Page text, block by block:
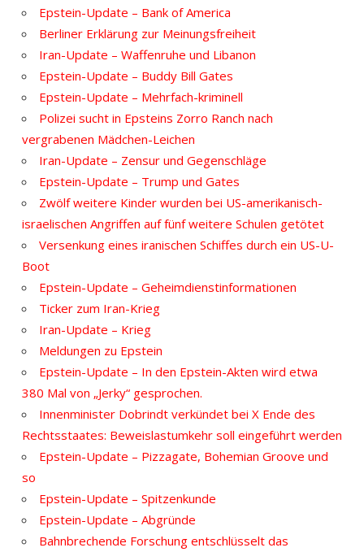
Epstein-Update – Bank of America
Berliner Erklärung zur Meinungsfreiheit
Iran-Update – Waffenruhe und Libanon
Epstein-Update – Buddy Bill Gates
Epstein-Update – Mehrfach-kriminell
Polizei sucht in Epsteins Zorro Ranch nach
vergrabenen Mädchen-Leichen
Iran-Update – Zensur und Gegenschläge
Epstein-Update – Trump und Gates
Zwölf weitere Kinder wurden bei US-amerikanisch-
israelischen Angriffen auf fünf weitere Schulen getötet
Versenkung eines iranischen Schiffes durch ein US-U-
Boot
Epstein-Update – Geheimdienstinformationen
Ticker zum Iran-Krieg
Iran-Update – Krieg
Meldungen zu Epstein
Epstein-Update – In den Epstein-Akten wird etwa
380 Mal von „Jerky“ gesprochen.
Innenminister Dobrindt verkündet bei X Ende des
Rechtsstaates: Beweislastumkehr soll eingeführt werden
Epstein-Update – Pizzagate, Bohemian Groove und
so
Epstein-Update – Spitzenkunde
Epstein-Update – Abgründe
Bahnbrechende Forschung entschlüsselt das